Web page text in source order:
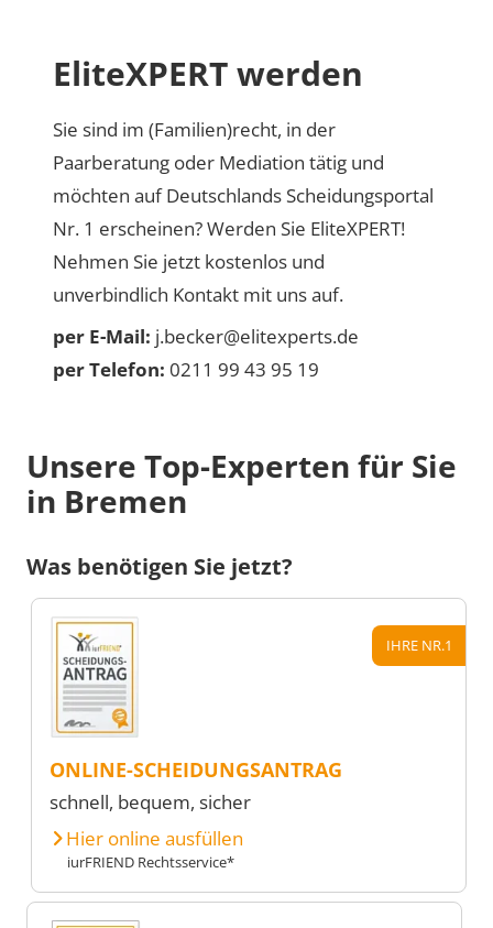
EliteXPERT werden
Sie sind im (Familien)recht, in der
Paarberatung oder Mediation tätig und
möchten auf Deutschlands Scheidungsportal
Nr. 1 erscheinen? Werden Sie EliteXPERT!
Nehmen Sie jetzt kostenlos und
unverbindlich Kontakt mit uns auf.
per E-Mail: j.becker@elitexperts.de
per Telefon: 0211 99 43 95 19
Unsere Top-Experten für Sie
in Bremen
Was benötigen Sie jetzt?
IHRE NR.1
ONLINE-SCHEIDUNGSANTRAG
schnell, bequem, sicher
Hier online ausfüllen
iurFRIEND Rechtsservice*